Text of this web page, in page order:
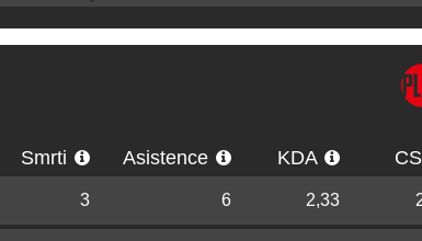
Smrti Asistence KDA
3 6 2,33